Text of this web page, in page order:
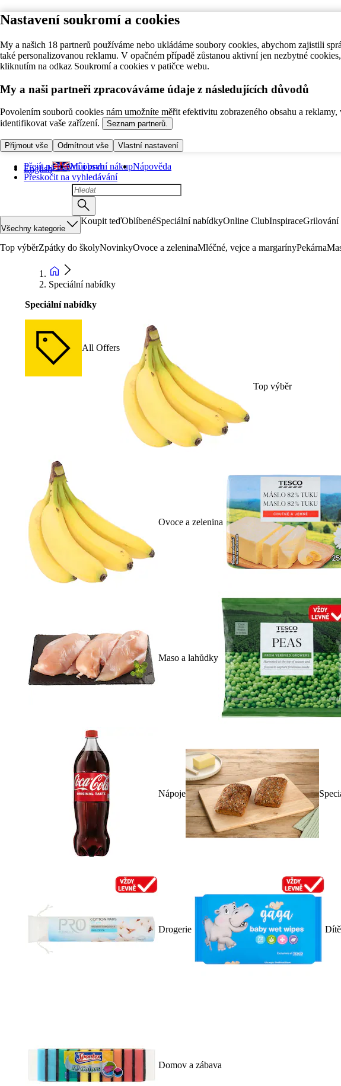
Nastavení soukromí a cookies
My a našich 18 partnerů používáme nebo ukládáme soubory cookies, abychom zajistili
také personalizovanou reklamu. V opačném případě zůstanou aktivní jen nezbytné
kliknutím na odkaz Soukromí a cookies v patičce webu.
My a naši partneři zpracováváme údaje z následujících důvodů
Povolením souborů cookies nám umožníte měřit efektivitu zobrazeného obsahu a
identifikovat vaše zařízení.
Seznam partnerů.
Přijmout vše Odmítnout vše Vlastní nastavení
Přejít na hlavní obsah
Přeskočit na vyhledávání
English Můj první nákupNápověda
Všechny kategorie
Koupit teďOblíbenéSpeciální nabídkyOnline ClubInspiraceGrilování
Top výběrZpátky do školyNovinkyOvoce a zeleninaMléčné, vejce a margarínyPekárna
Speciální nabídky
Speciální nabídky
All Offers
Top výběr
Ovoce a zelenina
Maso a lahůdky
Nápoje
Drogerie Dítě
Domov a zábava